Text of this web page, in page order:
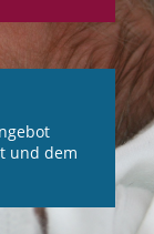
und dem